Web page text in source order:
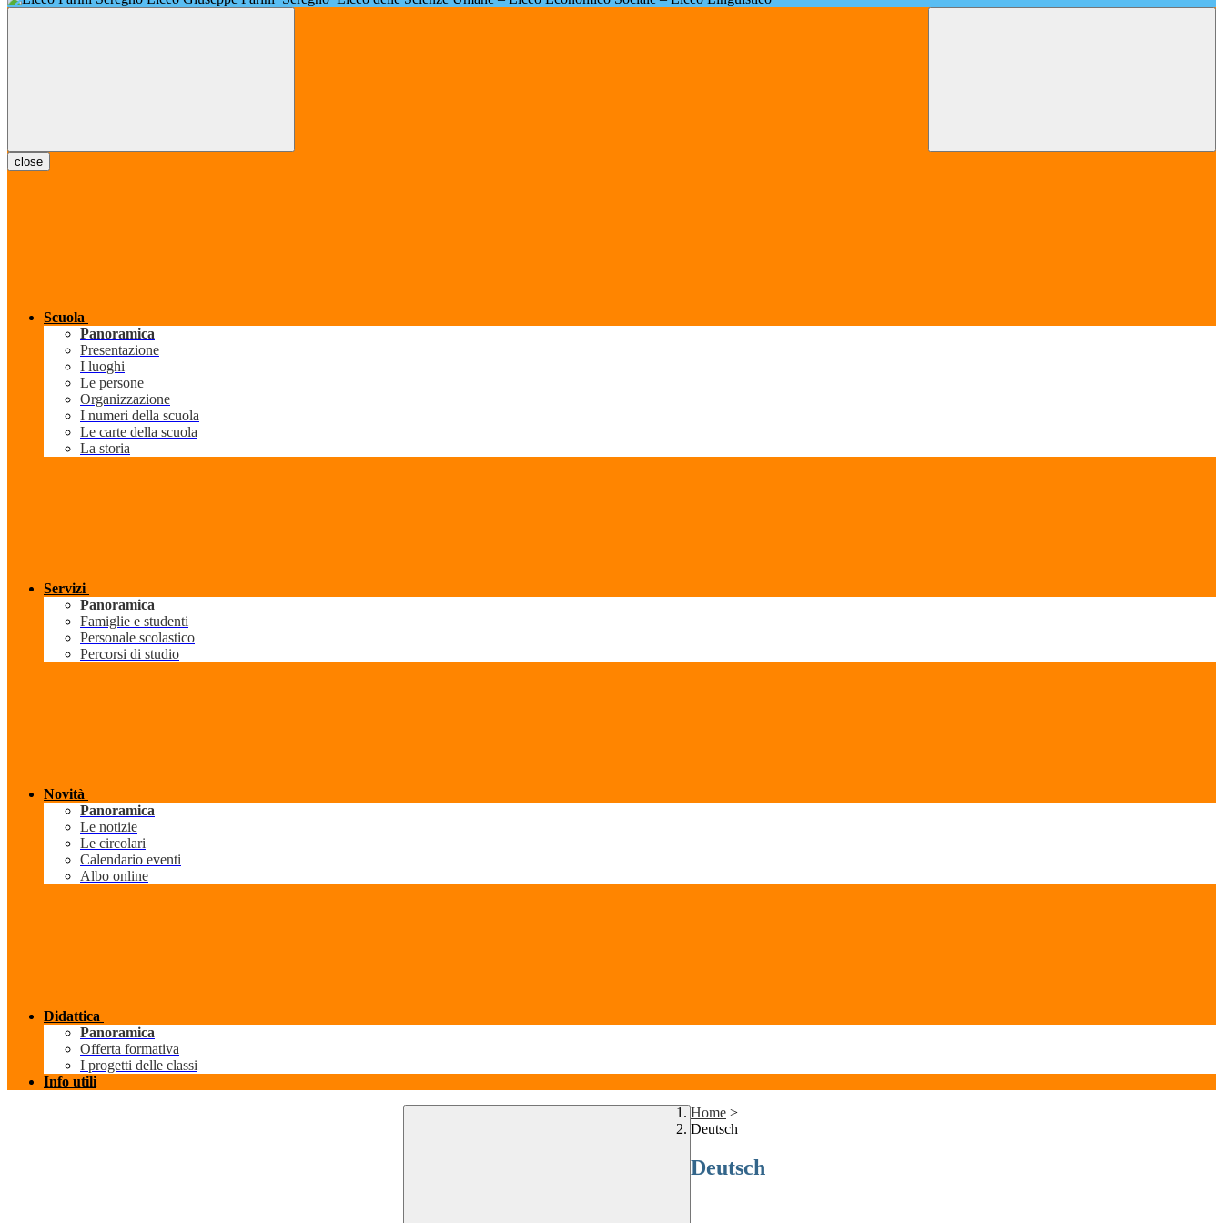
close
Scuola
Panoramica
Presentazione
I luoghi
Le persone
Organizzazione
I numeri della scuola
Le carte della scuola
La storia
Servizi
Panoramica
Famiglie e studenti
Personale scolastico
Percorsi di studio
Novità
Panoramica
Le notizie
Le circolari
Calendario eventi
Albo online
Didattica
Panoramica
Offerta formativa
I progetti delle classi
Info utili
Home >
Deutsch
Deutsch